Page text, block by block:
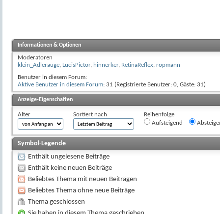
Informationen & Optionen
Moderatoren
klein_Adlerauge, LucisPictor, hinnerker, RetinaReflex, ropmann
Benutzer in diesem Forum:
Aktive Benutzer in diesem Forum: 31 (Registrierte Benutzer: 0, Gäste: 31)
Anzeige-Eigenschaften
Alter Sortiert nach
Reihenfolge
Aufsteigend
Symbol-Legende
Enthält ungelesene Beiträge
Enthält keine neuen Beiträge
Beliebtes Thema mit neuen Beiträgen
Beliebtes Thema ohne neue Beiträge
Thema geschlossen